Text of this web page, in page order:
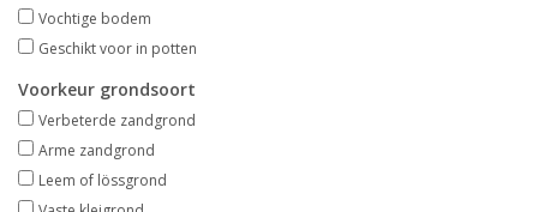
Onze tuinen!
Sterke Bollen Dagen
Nieuws
Vochtige bodem
Geschikt voor in potten
Voorkeur grondsoort
Verbeterde zandgrond
Arme zandgrond
Leem of lössgrond